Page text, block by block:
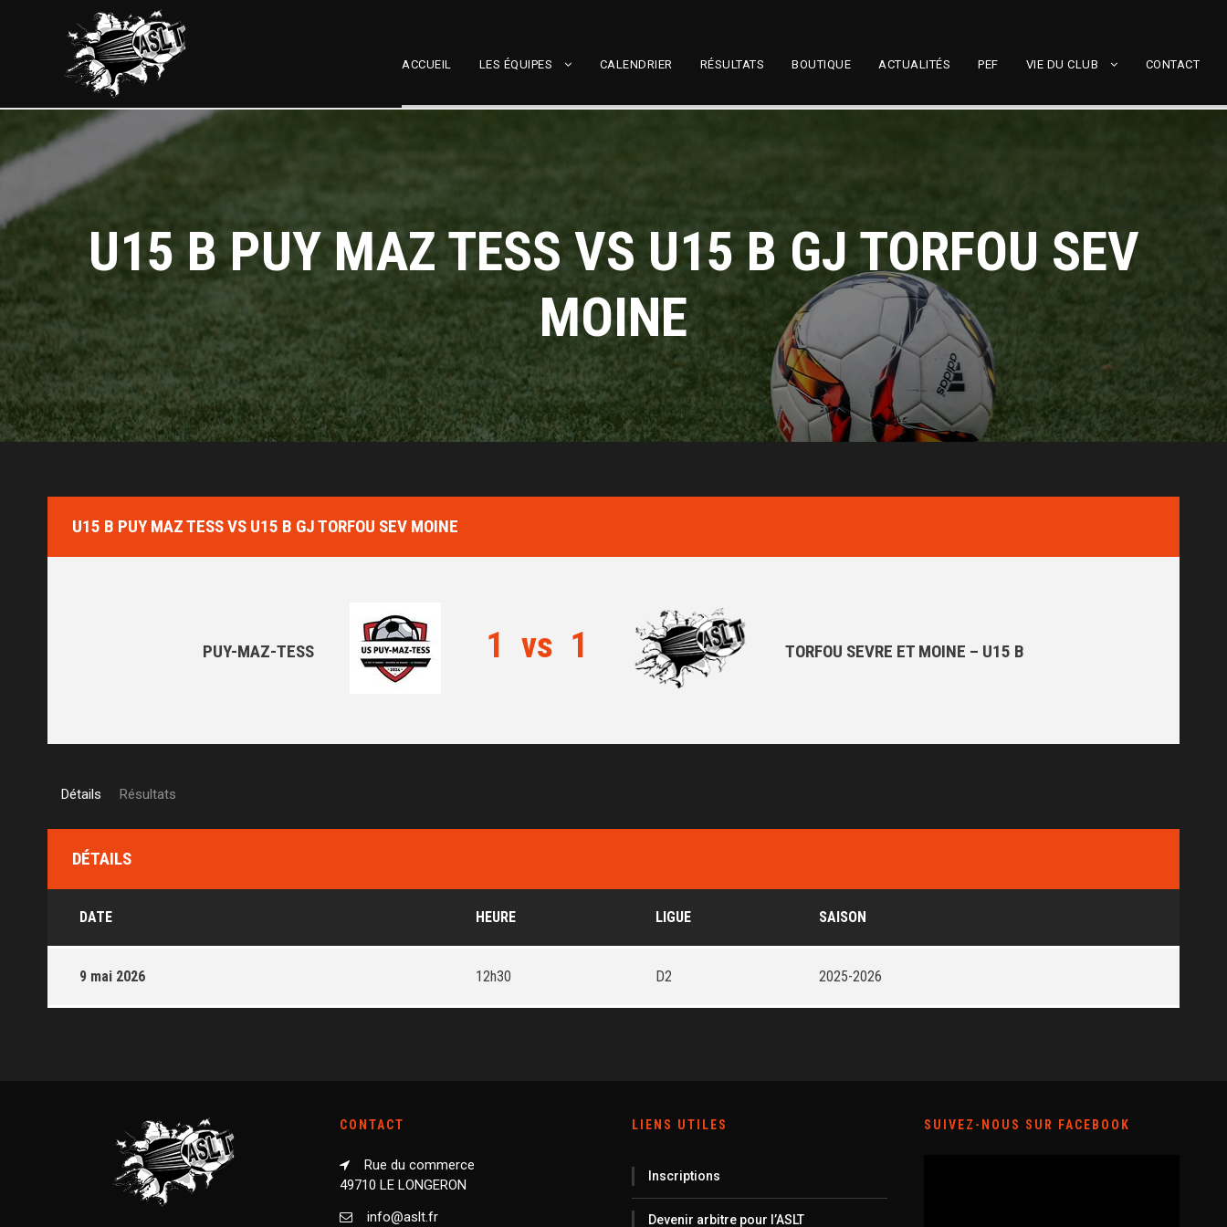
ACCUEIL LES ÉQUIPES CALENDRIER RÉSULTATS BOUTIQUE ACTUALITÉS PEF VIE DU CLUB CONTACT
U15 B PUY MAZ TESS VS U15 B GJ TORFOU SEV
MOINE
U15 B PUY MAZ TESS VS U15 B GJ TORFOU SEV MOINE
PUY-MAZ-TESS 1 vs 1 TORFOU SEVRE ET MOINE – U15 B
Détails Résultats
DÉTAILS
DATE HEURE LIGUE SAISON
9 mai 2026 12h30 D2 2025-2026
CONTACT
Rue du commerce
49710 LE LONGERON
info@aslt.fr
LIENS UTILES
Inscriptions
Devenir arbitre pour l’ASLT
SUIVEZ-NOUS SUR FACEBOOK